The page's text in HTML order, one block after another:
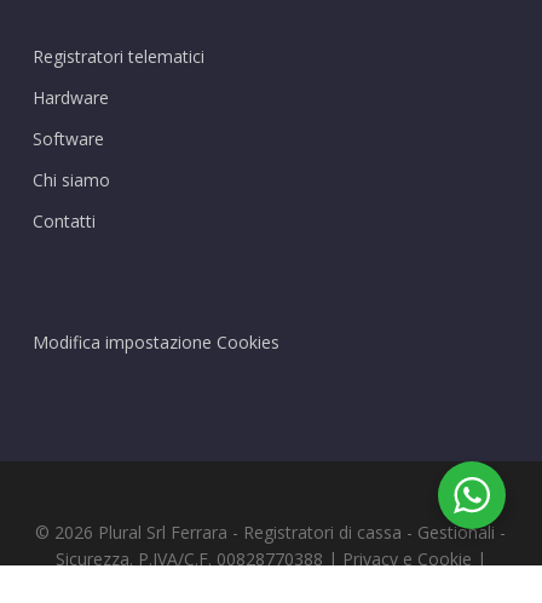
Registratori telematici
Hardware
Software
Chi siamo
Contatti
Modifica impostazione Cookies
© 2026 Plural Srl Ferrara - Registratori di cassa - Gestionali -
Sicurezza. P.IVA/C.F. 00828770388 | Privacye Cookie |